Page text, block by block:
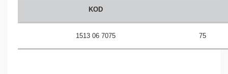
KOD
1513 06 7075 75